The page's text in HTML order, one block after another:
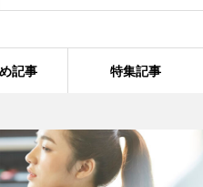
記事 特集記事